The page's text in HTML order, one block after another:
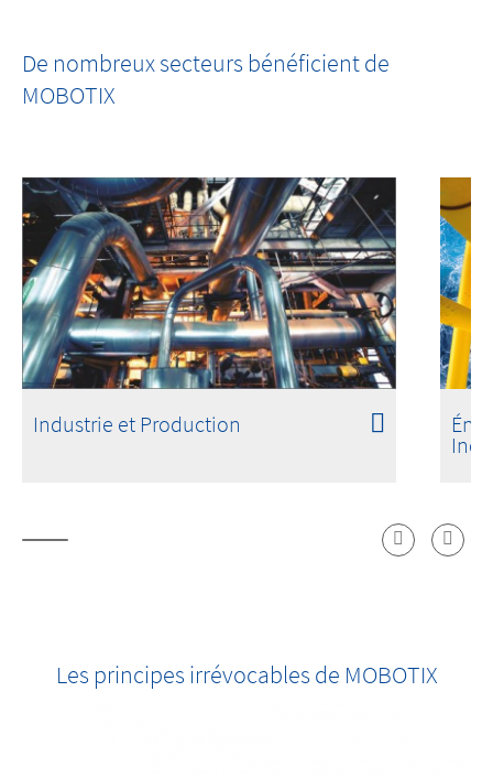
Les incendies ne commencent pas par des
flammes.
De nombreux secteurs bénéficient de
MOBOTIX
Industrie et Production
Les principes irrévocables de MOBOTIX